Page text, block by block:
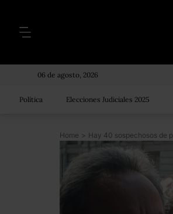
06 de agosto, 2026
Política Elecciones Judiciales 2025
Home >